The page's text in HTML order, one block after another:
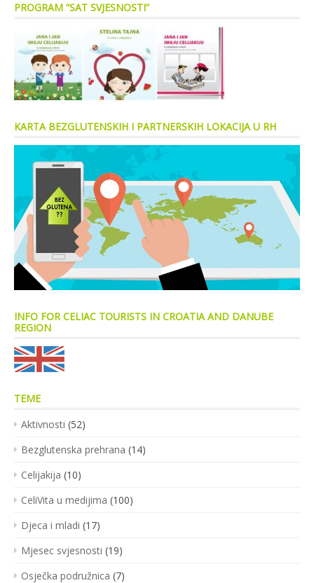
PROGRAM “SAT SVJESNOSTI”
KARTA BEZGLUTENSKIH I PARTNERSKIH LOKACIJA U RH
INFO FOR CELIAC TOURISTS IN CROATIA AND DANUBE
REGION
TEME
Aktivnosti (52)
Bezglutenska prehrana (14)
Celijakija (10)
CeliVita u medijima (100)
Djeca i mladi (17)
Mjesec svjesnosti (19)
Osječka podružnica (7)